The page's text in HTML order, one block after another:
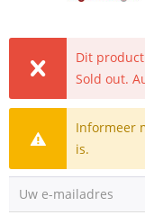
Dit
Sold out.
Informeer
is.
Uw e-mailadres